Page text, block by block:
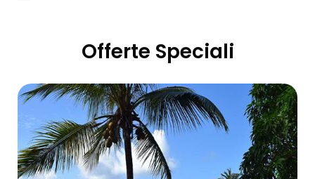
Offerte Speciali